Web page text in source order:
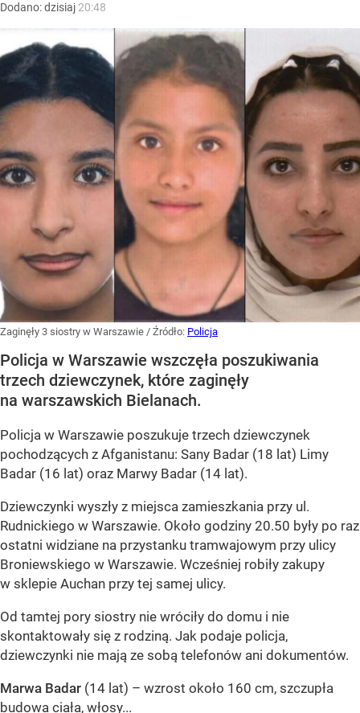
Dodano:dzisiaj 20:48
Zaginęły 3 siostry w Warszawie / Źródło: Policja
Policja w Warszawie wszczęła poszukiwania
trzech dziewczynek, które zaginęły
na warszawskich Bielanach.
Policja w Warszawie poszukuje trzech dziewczynek
pochodzących z Afganistanu: Sany Badar (18 lat) Limy
Badar (16 lat) oraz Marwy Badar (14 lat).
Dziewczynki wyszły z miejsca zamieszkania przy ul.
Rudnickiego w Warszawie. Około godziny 20.50 były po raz
ostatni widziane na przystanku tramwajowym przy ulicy
Broniewskiego w Warszawie. Wcześniej robiły zakupy
w sklepie Auchan przy tej samej ulicy.
Od tamtej pory siostry nie wróciły do domu i nie
skontaktowały się z rodziną. Jak podaje policja,
dziewczynki nie mają ze sobą telefonów ani dokumentów.
Marwa Badar (14 lat) – wzrost około 160 cm, szczupła
budowa ciała, włosy...